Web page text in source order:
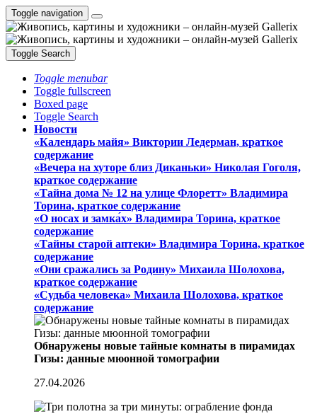
Toggle navigation
Toggle Search
Toggle menubar
Toggle fullscreen
Boxed page
Toggle Search
Новости
«Календарь майя» Виктории Ледерман, краткое
содержание
«Вечера на хуторе близ Диканьки» Николая Гоголя,
краткое содержание
«Тайна дома № 12 на улице Флоретт» Владимира
Торина, краткое содержание
«О носах и замка́х» Владимира Торина, краткое
содержание
«Тайны старой аптеки» Владимира Торина, краткое
содержание
«Они сражались за Родину» Михаила Шолохова,
краткое содержание
«Судьба человека» Михаила Шолохова, краткое
содержание
Обнаружены новые тайные комнаты в пирамидах
Гизы: данные мюонной томографии
27.04.2026